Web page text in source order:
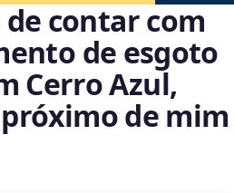
contar com
de esgoto
Cerro Azul,
próximo de mim